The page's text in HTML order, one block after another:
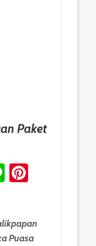
Paket
Line
Puasa